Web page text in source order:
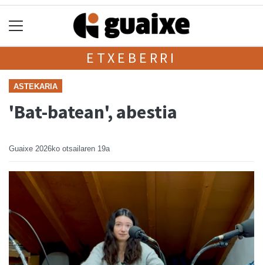
ETXEBERRI
ASTEKARIA
'Bat-batean', abestia
Guaixe 2026ko otsailaren 19a